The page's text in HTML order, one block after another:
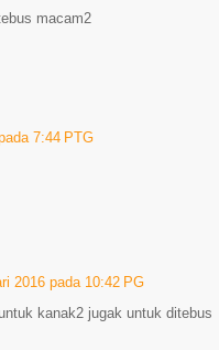
macam2
7:44 PTG
2016 pada 10:42 PG
kanak2 jugak untuk ditebus